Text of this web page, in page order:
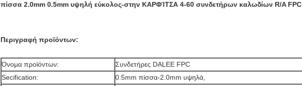
πίσσα 2.0mm 0.5mm υψηλή εύκολος-στην ΚΑΡΦΊΤΣΑ 4-60 συνδετήρων καλωδίων R/A FPC
Περιγραφή προϊόντων:
Όνομα προϊόντων:
Συνδετήρες DALEE FPC
Secification:
0.5mm πίσσα-2.0mm υψηλά,